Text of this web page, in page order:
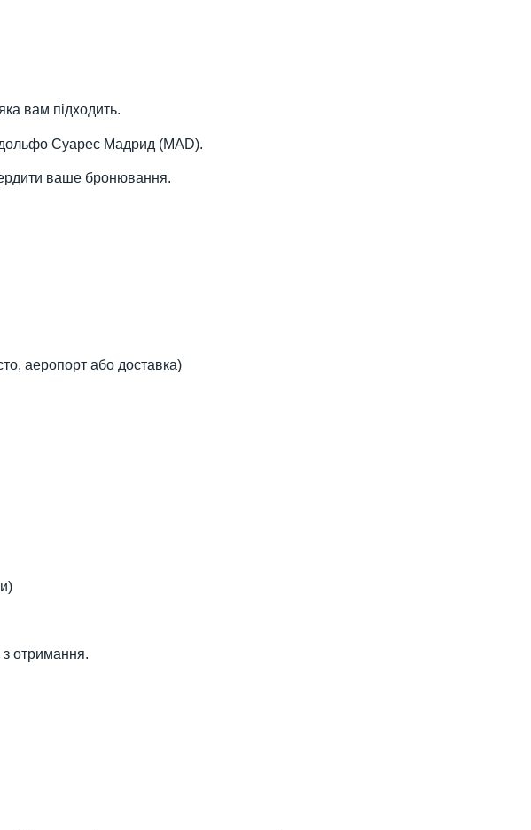
вам підходить.
Суарес Мадрид (MAD).
ваше бронювання.
аеропорт або доставка)
з отримання.